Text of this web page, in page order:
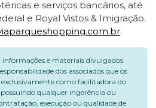
e serviços bancários, até
e Royal Vistos & Imigração.
.
informações e materiais divulgados
dos associados que os
como facilitadora do
qualquer ingerência ou
execução ou qualidade de